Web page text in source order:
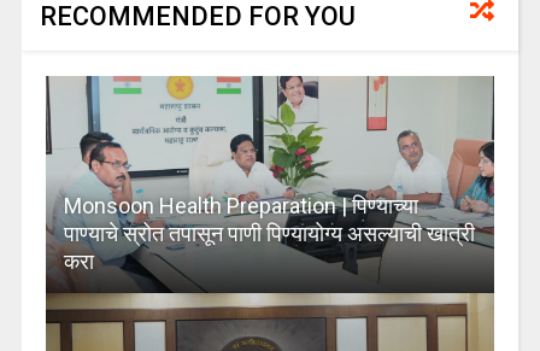
RECOMMENDED FOR YOU
Monsoon Health Preparation | पिण्याच्या
पाण्याचे स्रोत तपासून पाणी पिण्यायोग्य असल्याची खात्री
करा